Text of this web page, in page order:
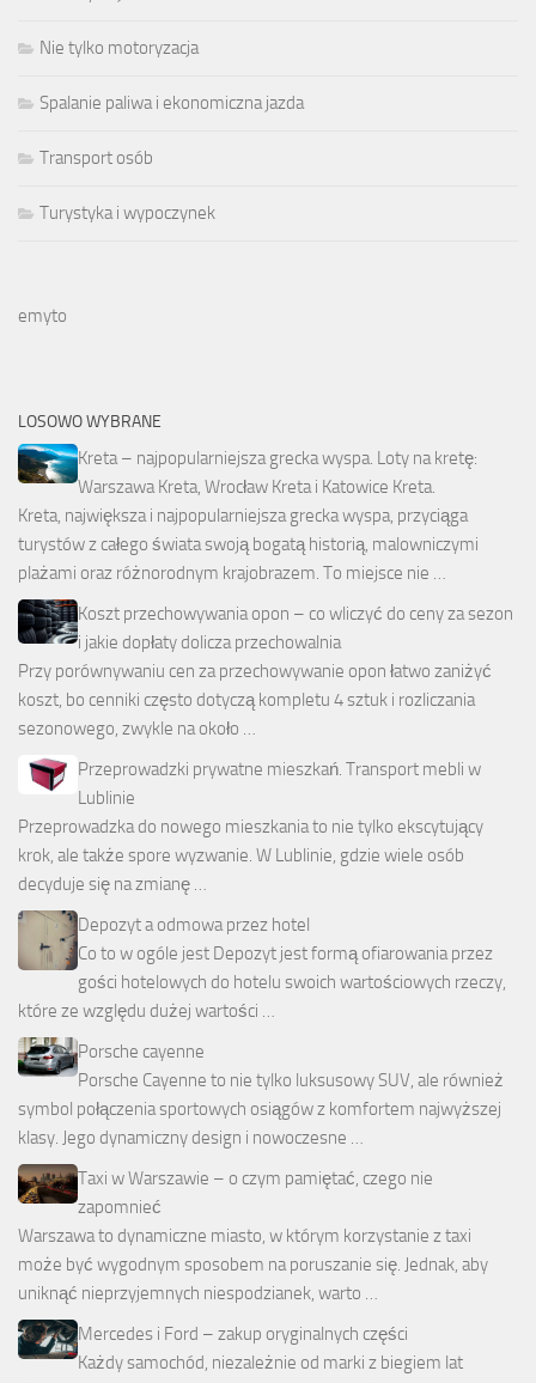
Nie tylko motoryzacja
Spalanie paliwa i ekonomiczna jazda
Transport osób
Turystyka i wypoczynek
emyto
LOSOWO WYBRANE
Kreta – najpopularniejsza grecka wyspa. Loty na kretę:
Warszawa Kreta, Wrocław Kreta i Katowice Kreta.
Kreta, największa i najpopularniejsza grecka wyspa, przyciąga
turystów z całego świata swoją bogatą historią, malowniczymi
plażami oraz różnorodnym krajobrazem. To miejsce nie …
Koszt przechowywania opon – co wliczyć do ceny za sezon
i jakie dopłaty dolicza przechowalnia
Przy porównywaniu cen za przechowywanie opon łatwo zaniżyć
koszt, bo cenniki często dotyczą kompletu 4 sztuk i rozliczania
sezonowego, zwykle na około …
Przeprowadzki prywatne mieszkań. Transport mebli w
Lublinie
Przeprowadzka do nowego mieszkania to nie tylko ekscytujący
krok, ale także spore wyzwanie. W Lublinie, gdzie wiele osób
decyduje się na zmianę …
Depozyt a odmowa przez hotel
Co to w ogóle jest Depozyt jest formą ofiarowania przez
gości hotelowych do hotelu swoich wartościowych rzeczy,
które ze względu dużej wartości …
Porsche cayenne
Porsche Cayenne to nie tylko luksusowy SUV, ale również
symbol połączenia sportowych osiągów z komfortem najwyższej
klasy. Jego dynamiczny design i nowoczesne …
Taxi w Warszawie – o czym pamiętać, czego nie
zapomnieć
Warszawa to dynamiczne miasto, w którym korzystanie z taxi
może być wygodnym sposobem na poruszanie się. Jednak, aby
uniknąć nieprzyjemnych niespodzianek, warto …
Mercedes i Ford – zakup oryginalnych części
Każdy samochód, niezależnie od marki z biegiem lat